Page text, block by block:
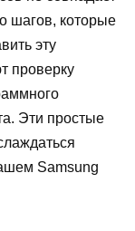
шагов, которые
эту
проверку
Эти простые
Samsung